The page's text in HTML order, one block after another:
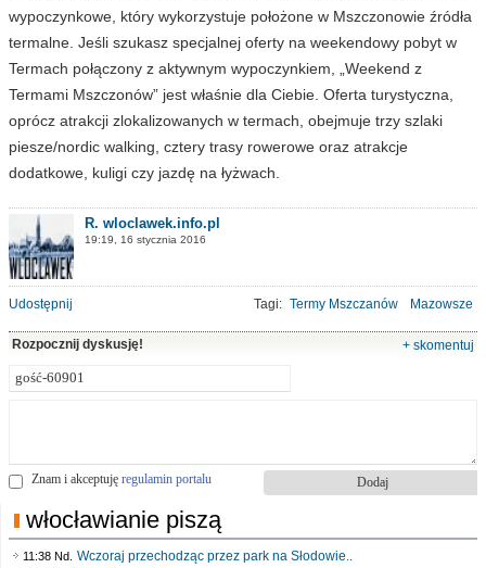
wypoczynkowe, który wykorzystuje położone w Mszczonowie źródła
termalne. Jeśli szukasz specjalnej oferty na weekendowy pobyt w
Termach połączony z aktywnym wypoczynkiem, „Weekend z
Termami Mszczonów” jest właśnie dla Ciebie. Oferta turystyczna,
oprócz atrakcji zlokalizowanych w termach, obejmuje trzy szlaki
piesze/nordic walking, cztery trasy rowerowe oraz atrakcje
dodatkowe, kuligi czy jazdę na łyżwach.
R. wloclawek.info.pl
19:19, 16 stycznia 2016
Udostępnij Tagi: Termy Mszczanów Mazowsze
Rozpocznij dyskusję! + skomentuj
Znam i akceptuję regulamin portalu
włocławianie piszą
11:38 Nd. Wczoraj przechodząc przez park na Słodowie..